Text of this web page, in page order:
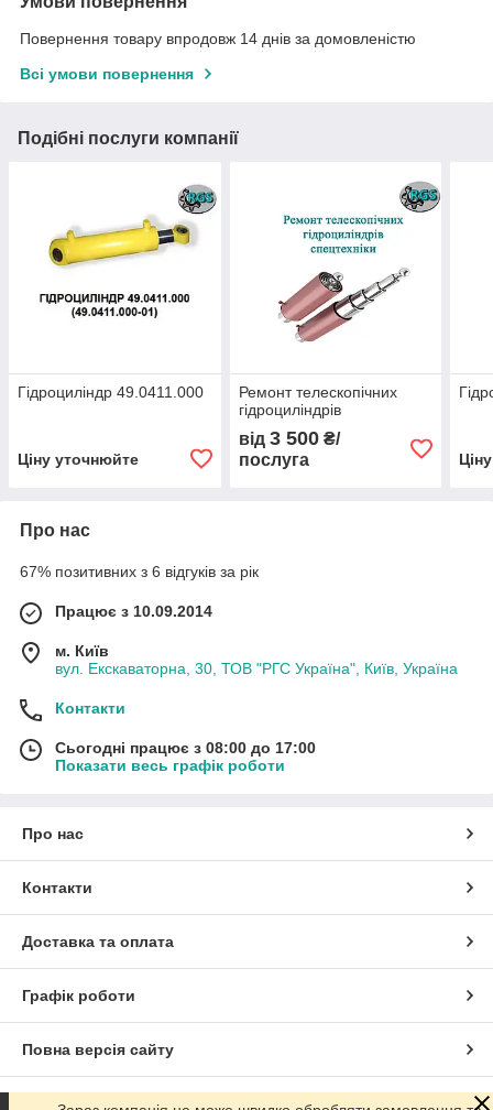
Повернення товару впродовж 14 днів за домовленістю
Всі умови повернення
Подібні послуги компанії
Гідроциліндр 49.0411.000
Ціну уточнюйте
Ремонт телескопічних
гідроциліндрів
від 3 500₴/
послуга
Про нас
67% позитивних з 6 відгуків за рік
Працює з 10.09.2014
м. Київ
вул. Екскаваторна, 30, ТОВ "РГС Україна", Київ, Україна
Контакти
Сьогодні працює з 08:00 до 17:00
Показати весь графік роботи
Про нас
Контакти
Доставка та оплата
Графік роботи
Повна версія сайту
Сайт створено на маркетплейсіProm.ua